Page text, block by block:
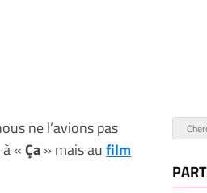
ne l’avions pas
«Ça» mais aufilm